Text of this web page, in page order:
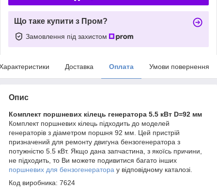
Що таке купити з Пром?
Замовлення під захистом
Доставка Оплата Умови повернення
Опис
Комплект поршневих кілець генератора 5.5 кВт D=92 мм
Комплект поршневих кілець підходить до моделей
генераторів з діаметром поршня 92 мм. Цей пристрій
призначений для ремонту двигуна бензогенератора з
потужністю 5.5 кВт. Якщо дана запчастина, з якоїсь причини,
не підходить, то Ви можете подивитися багато інших
поршневих для бензогенератора у відповідному каталозі.
Код виробника: 7624